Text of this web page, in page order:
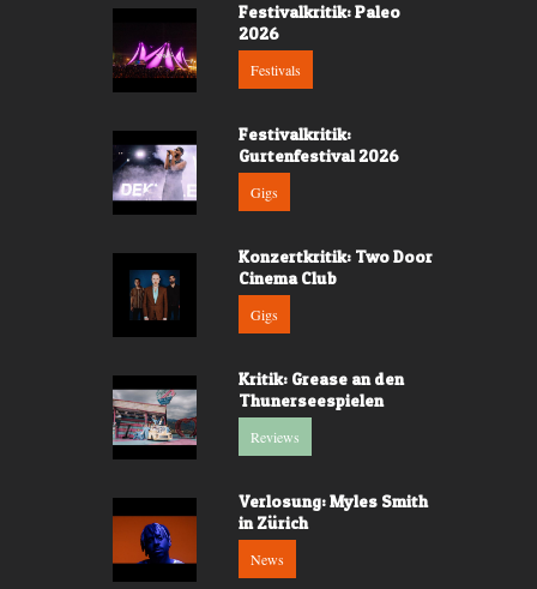
Festivalkritik: Paleo
2026
Festivals
Festivalkritik:
Gurtenfestival 2026
Gigs
Konzertkritik: Two Door
Cinema Club
Gigs
Kritik: Grease an den
Thunerseespielen
Reviews
Verlosung: Myles Smith
in Zürich
News